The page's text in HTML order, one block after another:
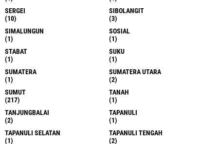
SERGEI
(10)
SIBOLANGIT
(3)
SIMALUNGUN
(1)
SOSIAL
(1)
STABAT
(1)
SUKU
(1)
SUMATERA
(1)
SUMATERA UTARA
(2)
SUMUT
(217)
TANAH
(1)
TANJUNGBALAI
(2)
TAPANULI
(1)
TAPANULI SELATAN
(1)
TAPANULI TENGAH
(2)